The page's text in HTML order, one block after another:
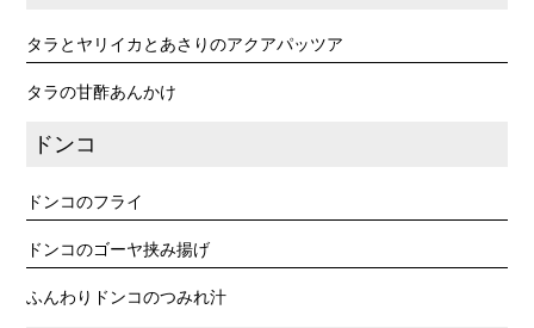
タラとヤリイカとあさりのアクアパッツア
タラの甘酢あんかけ
ドンコ
ドンコのフライ
ドンコのゴーヤ挟み揚げ
ふんわりドンコのつみれ汁